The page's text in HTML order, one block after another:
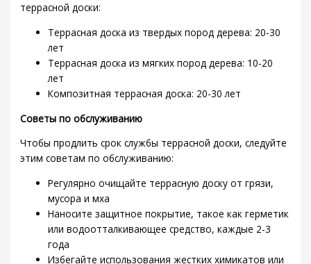
террасной доски:
Террасная доска из твердых пород дерева: 20-30
лет
Террасная доска из мягких пород дерева: 10-20
лет
Композитная террасная доска: 20-30 лет
Советы по обслуживанию
Чтобы продлить срок службы террасной доски, следуйте
этим советам по обслуживанию:
Регулярно очищайте террасную доску от грязи,
мусора и мха
Наносите защитное покрытие, такое как герметик
или водоотталкивающее средство, каждые 2-3
года
Избегайте использования жестких химикатов или